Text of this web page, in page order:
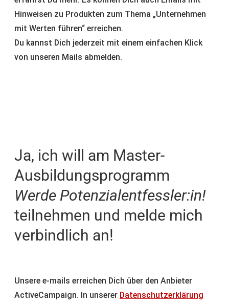
Hinweisen zu Produkten zum Thema „Unternehmen
mit Werten führen“ erreichen.
Du kannst Dich jederzeit mit einem einfachen Klick
von unseren Mails abmelden.
Ja, ich will am Master-
Ausbildungsprogramm
Werde Potenzialentfessler:in!
teilnehmen und melde mich
verbindlich an!
Unsere e-mails erreichen Dich über den Anbieter
ActiveCampaign. In unserer Datenschutzerklärung